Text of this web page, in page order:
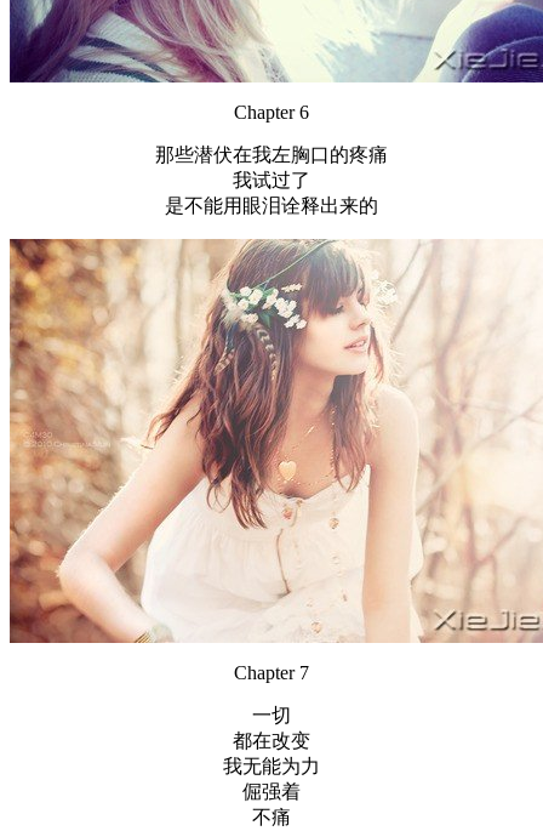
Chapter 6
那些潜伏在我左胸口的疼痛
我试过了
是不能用眼泪诠释出来的
Chapter 7
一切
都在改变
我无能为力
倔强着
不痛